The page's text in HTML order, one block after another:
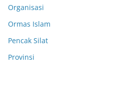
Organisasi
Ormas Islam
Pencak Silat
Provinsi